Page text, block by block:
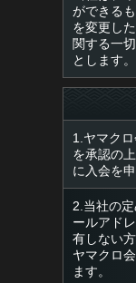
ができる
を変更し
関する一
とします。
1.ヤマク
を承認の
に入会を
2.当社の
ールアド
有しない
ヤマクロ
ます。